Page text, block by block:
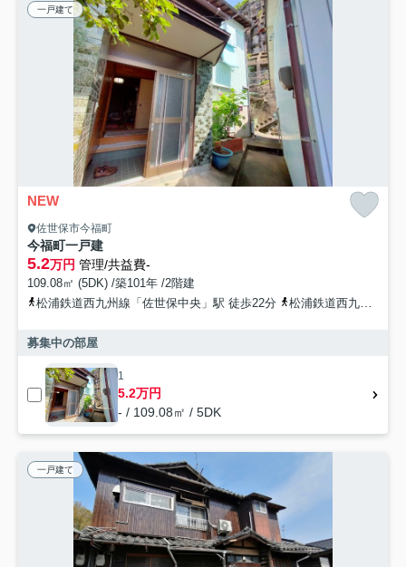
一戸建て
NEW
佐世保市今福町
今福町一戸建
5.2万円 管理/共益費-
109.08㎡ (5DK) /築101年 /2階建
松浦鉄道西九州線「佐世保中央」駅 徒歩22分
松浦鉄道西九州線「中佐世保」駅 徒歩23分
募集中の部屋
1
5.2万円
- / 109.08㎡ / 5DK
一戸建て